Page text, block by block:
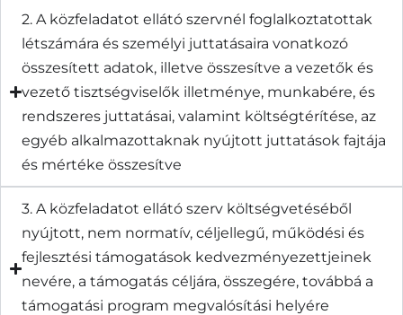
2. A közfeladatot ellátó szervnél foglalkoztatottak
létszámára és személyi juttatásaira vonatkozó
összesített adatok, illetve összesítve a vezetők és
vezető tisztségviselők illetménye, munkabére, és
rendszeres juttatásai, valamint költségtérítése, az
egyéb alkalmazottaknak nyújtott juttatások fajtája
és mértéke összesítve
3. A közfeladatot ellátó szerv költségvetéséből
nyújtott, nem normatív, céljellegű, működési és
fejlesztési támogatások kedvezményezettjeinek
nevére, a támogatás céljára, összegére, továbbá a
támogatási program megvalósítási helyére